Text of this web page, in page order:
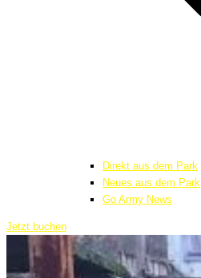
Direkt aus dem Park
Neues aus dem Park
Go Army News
Jetzt buchen